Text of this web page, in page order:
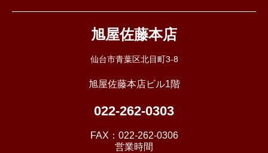
旭屋佐藤本店
仙台市青葉区北目町3-8
旭屋佐藤本店ビル1階
022-262-0303
FAX： 022-262-0306
営業時間